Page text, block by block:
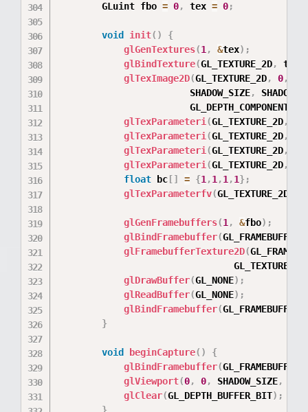
        GLuint fbo
= 0, tex = 0;
void init( )
{
glGenTextures(1 , &tex) ;
glBindTexture(GL_TEXTURE_2D, tex
glTexImage2D(GL_TEXTURE_2D, 0,
                        SHADOW_SIZE
,
                        GL_DEPTH_COMPONENT
glTexParameteri (GL_TEXTURE_2D,
glTexParameteri (GL_TEXTURE_2D,
glTexParameteri (GL_TEXTURE_2D,
glTexParameteri (GL_TEXTURE_2D,
float bc [] = {1 ,1 ,1 ,1} ;
glTexParameterfv(GL_TEXTURE_2D
glGenFramebuffers(1 , &fbo) ;
glBindFramebuffer(GL_FRAMEBUFFER
glFramebufferTexture2D(
                                GL_TEXTURE_2D
glDrawBuffer(GL_NONE) ;
glReadBuffer(GL_NONE) ;
glBindFramebuffer(GL_FRAMEBUFFER
}
void beginCapture( )
{
glBindFramebuffer(GL_FRAMEBUFFER
glViewport(0, 0, SHADOW_SIZE,
glClear(GL_DEPTH_BUFFER_BIT) ;